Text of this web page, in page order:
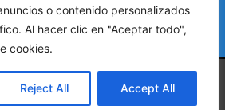
o contenido personalizados
Al hacer clic en "Aceptar todo",
cookies.
Reject All Accept All
2024Todo para la furgoneta